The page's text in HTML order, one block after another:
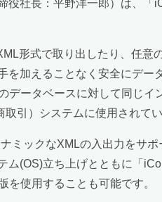
社長：平野洋一郎）は、
形式で取り出したり、任
加えることなく安全にデ
ータベースに対して同じ
引）システムに使用されてい
ミックなXMLの入出力をサ
(OS)立ち上げとともに「
使用することも可能です。